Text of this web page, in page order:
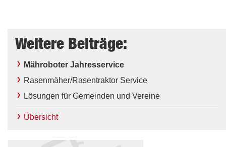
Weitere Beiträge:
Mähroboter Jahresservice
Rasenmäher/Rasentraktor Service
Lösungen für Gemeinden und Vereine
Übersicht